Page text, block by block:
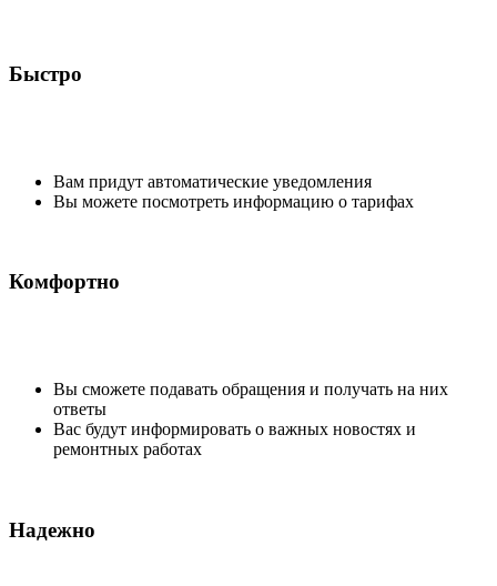
Быстро
Вам придут автоматические уведомления
Вы можете посмотреть информацию о тарифах
Комфортно
Вы сможете подавать обращения и получать на них
ответы
Вас будут информировать о важных новостях и
ремонтных работах
Надежно